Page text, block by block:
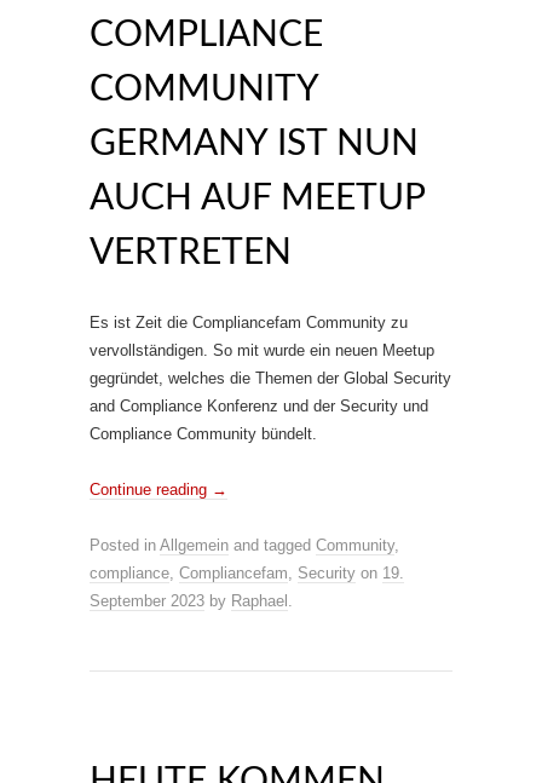
COMPLIANCE
COMMUNITY
GERMANY IST NUN
AUCH AUF MEETUP
VERTRETEN
Es ist Zeit die Compliancefam Community zu
vervollständigen. So mit wurde ein neuen Meetup
gegründet, welches die Themen der Global Security
and Compliance Konferenz und der Security und
Compliance Community bündelt.
Continue reading →
Posted in Allgemein and tagged Community,
compliance, Compliancefam, Security on 19.
September 2023 by Raphael .